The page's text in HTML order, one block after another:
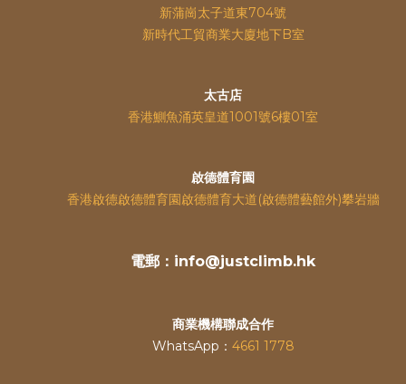
新蒲崗太子道東704號
新時代工貿商業大廈地下B室
太古店
香港鰂魚涌英皇道1001號6樓01室
啟德體育園
香港啟德啟德體育園啟德體育大道(啟德體藝館外)攀岩牆
電郵：info@justclimb.hk
商業機構聯成合作
WhatsApp： 4661 1778